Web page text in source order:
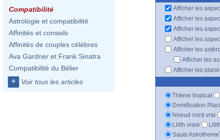
Compatibilité
Astrologie et compatibilité
Affinités et conseils
Affinités de couples célèbres
Ava Gardner et Frank Sinatra
Compatibilité du Bélier
+ Voir tous les articles
Afficher les
Afficher les
Afficher les
Afficher les
Afficher les
Afficher les
Afficher les
Thème tropical
Domification
Noeud nord vrai
Lilith vraie
Sauts Astrotheme